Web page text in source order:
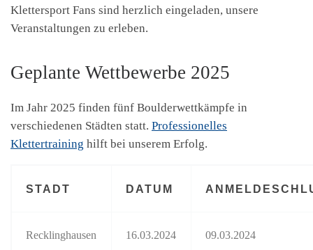
Klettersport Fans sind herzlich eingeladen, unsere
Veranstaltungen zu erleben.
Geplante Wettbewerbe 2025
Im Jahr 2025 finden fünf Boulderwettkämpfe in
verschiedenen Städten statt. Professionelles
Klettertraining hilft bei unserem Erfolg.
STADT DATUM
Recklinghausen 16.03.2024 09.03.2024